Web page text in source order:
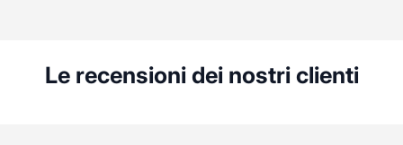
Le recensioni dei nostri clienti